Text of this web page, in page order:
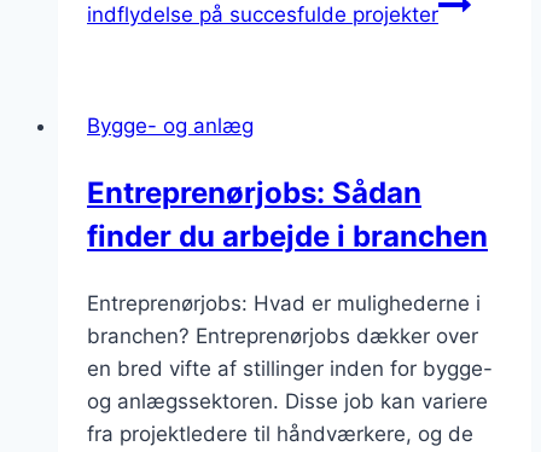
indflydelse på succesfulde projekter
Bygge- og anlæg
Entreprenørjobs: Sådan
finder du arbejde i branchen
Entreprenørjobs: Hvad er mulighederne i
branchen? Entreprenørjobs dækker over
en bred vifte af stillinger inden for bygge-
og anlægssektoren. Disse job kan variere
fra projektledere til håndværkere, og de